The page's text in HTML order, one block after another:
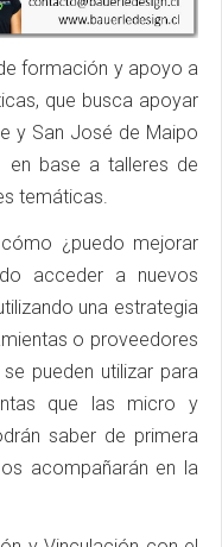
formación y apoyo a
que busca apoyar
y San José de Maipo
en base a talleres de
temáticas.
¿puedo mejorar
acceder a nuevos
una estrategia
o proveedores
pueden utilizar para
que las micro y
saber de primera
acompañarán en la